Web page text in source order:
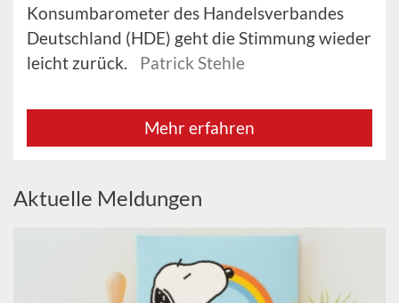
Konsumbarometer des Handelsverbandes
Deutschland (HDE) geht die Stimmung wieder
leicht zurück.
Patrick Stehle
Mehr erfahren
Aktuelle Meldungen